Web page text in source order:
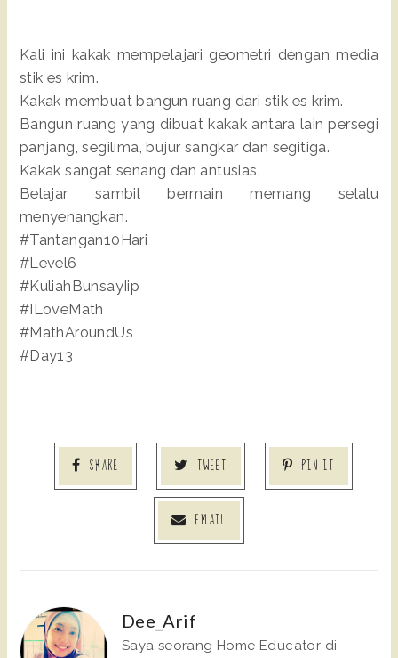
Kali ini kakak mempelajari geometri dengan media
stik es krim.
Kakak membuat bangun ruang dari stik es krim.
Bangun ruang yang dibuat kakak antara lain persegi
panjang, segilima, bujur sangkar dan segitiga.
Kakak sangat senang dan antusias.
Belajar sambil bermain memang selalu
menyenangkan.
#Tantangan10Hari
#Level6
#KuliahBunsayIip
#ILoveMath
#MathAroundUs
#Day13
SHARE TWEET PIN IT
EMAIL
Dee_Arif
Saya seorang Home Educator di